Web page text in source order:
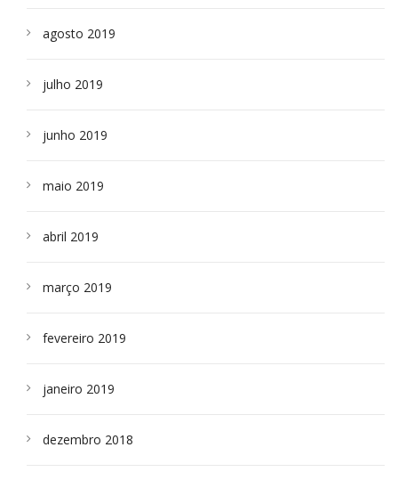
agosto 2019
julho 2019
junho 2019
maio 2019
abril 2019
março 2019
fevereiro 2019
janeiro 2019
dezembro 2018